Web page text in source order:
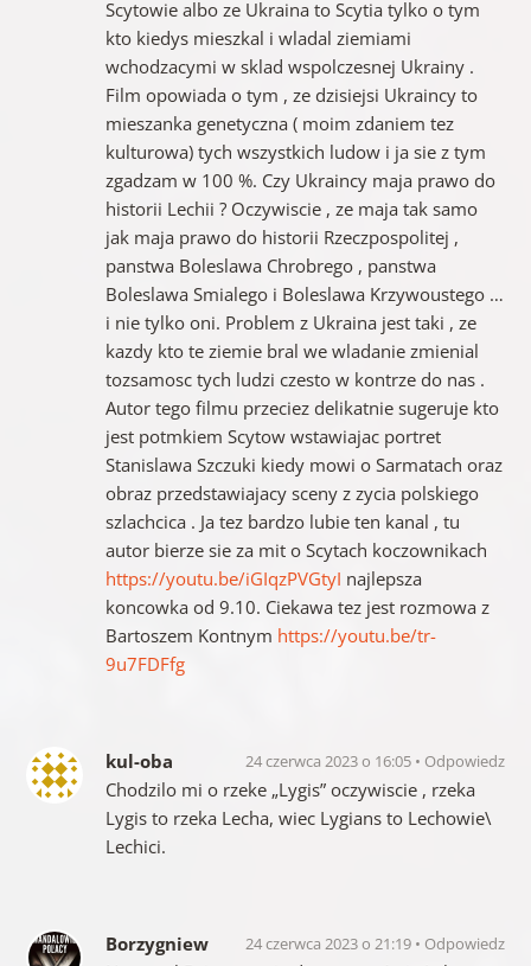
Scytowie albo ze Ukraina to Scytia tylko o tym
kto kiedys mieszkal i wladal ziemiami
wchodzacymi w sklad wspolczesnej Ukrainy .
Film opowiada o tym , ze dzisiejsi Ukraincy to
mieszanka genetyczna ( moim zdaniem tez
kulturowa) tych wszystkich ludow i ja sie z tym
zgadzam w 100 %. Czy Ukraincy maja prawo do
historii Lechii ? Oczywiscie , ze maja tak samo
jak maja prawo do historii Rzeczpospolitej ,
panstwa Boleslawa Chrobrego , panstwa
Boleslawa Smialego i Boleslawa Krzywoustego …
i nie tylko oni. Problem z Ukraina jest taki , ze
kazdy kto te ziemie bral we wladanie zmienial
tozsamosc tych ludzi czesto w kontrze do nas .
Autor tego filmu przeciez delikatnie sugeruje kto
jest potmkiem Scytow wstawiajac portret
Stanislawa Szczuki kiedy mowi o Sarmatach oraz
obraz przedstawiajacy sceny z zycia polskiego
szlachcica . Ja tez bardzo lubie ten kanal , tu
autor bierze sie za mit o Scytach koczownikach
https://youtu.be/iGIqzPVGtyI najlepsza
koncowka od 9.10. Ciekawa tez jest rozmowa z
Bartoszem Kontnym https://youtu.be/tr-
9u7FDFfg
kul-oba 24 czerwca 2023 o 16:05 Odpowiedz
Chodzilo mi o rzeke „Lygis” oczywiscie , rzeka
Lygis to rzeka Lecha, wiec Lygians to Lechowie\
Lechici.
Borzygniew 24 czerwca 2023 o 21:19 Odpowiedz